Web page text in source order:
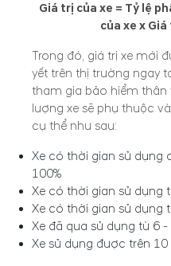
Giá trị của xe = Tỷ lệ
của xe x
Trong đó, giá trị xe mới
yết trên thị trường ngay
tham gia bảo hiểm thân
lượng xe sẽ phụ thuộc
cụ thể như sau:
Xe có thời gian sử dụng
100%
Xe có thời gian sử dụng
Xe có thời gian sử dụng
Xe đã qua sử dụng từ 6 -
Xe sử dụng được trên 10